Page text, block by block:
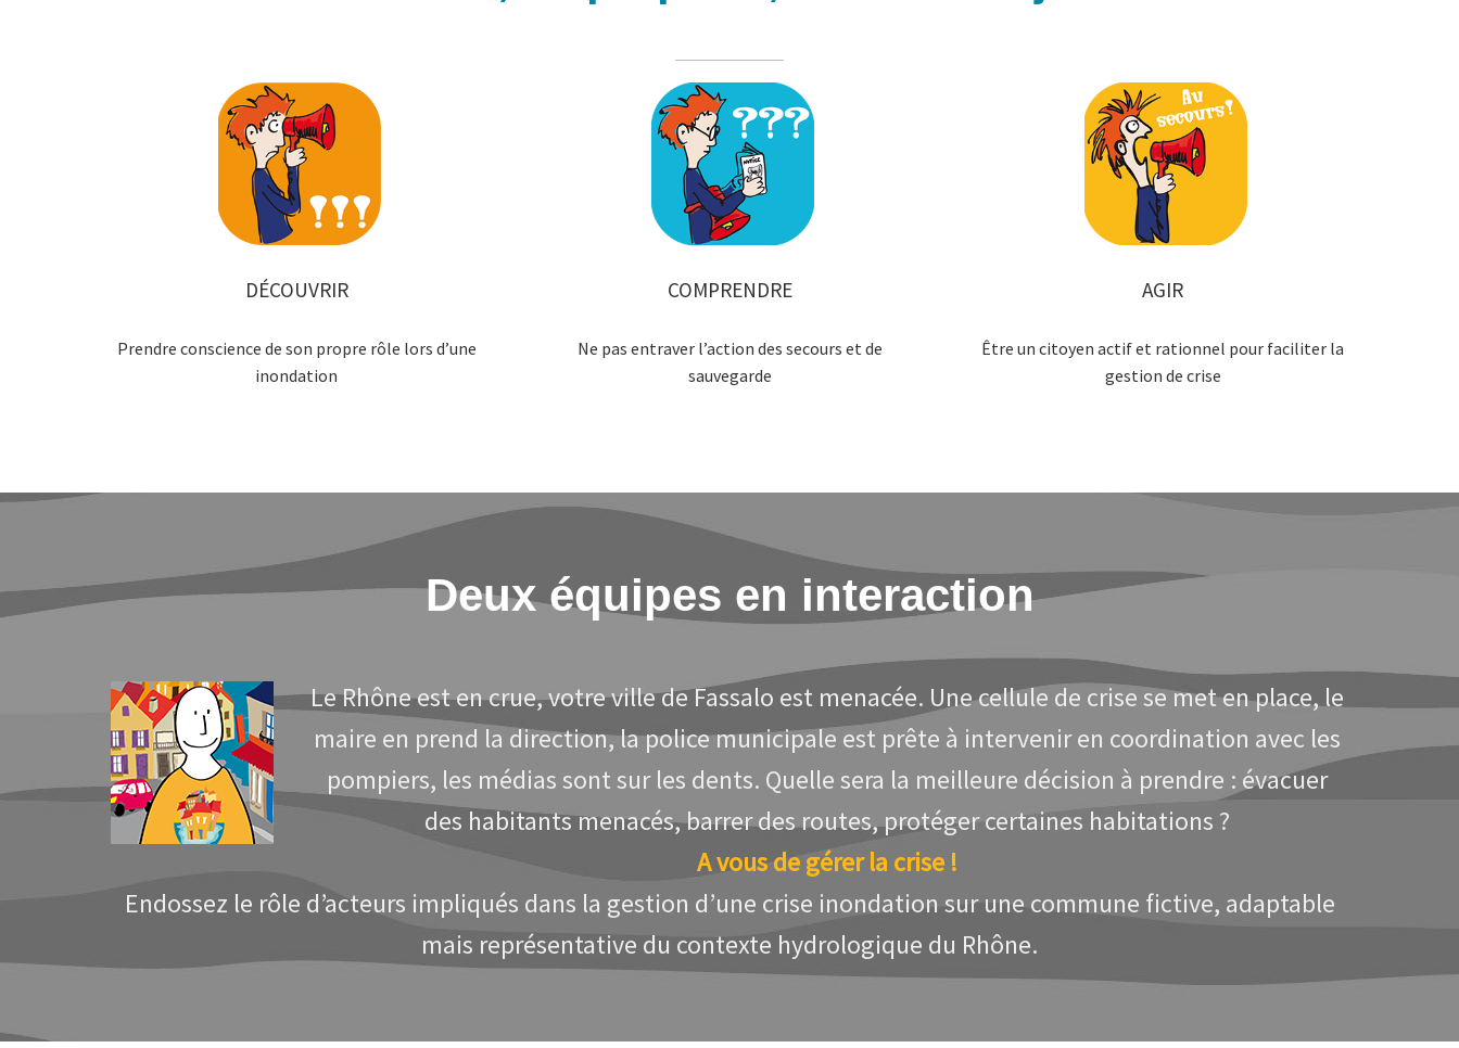
DÉCOUVRIR
Prendre conscience de son propre rôle lors d’une
inondation
COMPRENDRE
Ne pas entraver l’action des secours et de
sauvegarde
AGIR
Être un citoyen actif et rationnel pour faciliter la
gestion de crise
Deux équipes en interaction
Le Rhône est en crue, votre ville de Fassalo est menacée. Une cellule de crise se met en place, le
maire en prend la direction, la police municipale est prête à intervenir en coordination avec les
pompiers, les médias sont sur les dents. Quelle sera la meilleure décision à prendre : évacuer
des habitants menacés, barrer des routes, protéger certaines habitations ?
A vous de gérer la crise !
Endossez le rôle d’acteurs impliqués dans la gestion d’une crise inondation sur une commune fictive, adaptable
mais représentative du contexte hydrologique du Rhône.